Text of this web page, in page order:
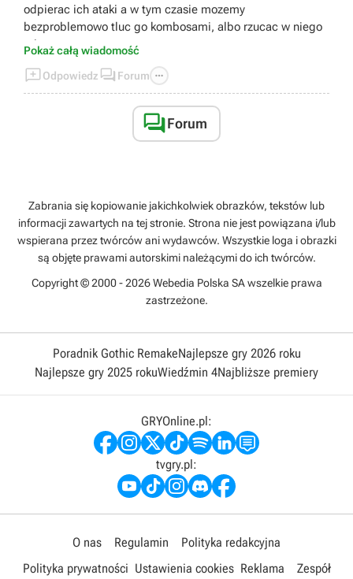
odpierac ich ataki a w tym czasie mozemy
bezproblemowo tluc go kombosami, albo rzucac w niego
mieczem.
Pokaż całą wiadomość
Odpowiedz  Forum 
Forum
Zabrania się kopiowanie jakichkolwiek obrazków, tekstów lub
informacji zawartych na tej stronie. Strona nie jest powiązana i/lub
wspierana przez twórców ani wydawców. Wszystkie loga i obrazki
są objęte prawami autorskimi należącymi do ich twórców.
Copyright © 2000 - 2026 Webedia Polska SA wszelkie prawa
zastrzeżone.
Poradnik Gothic RemakeNajlepsze gry 2026 roku
Najlepsze gry 2025 rokuWiedźmin 4Najbliższe premiery
GRYOnline.pl:
tvgry.pl:
O nas Regulamin
Polityka redakcyjna
Polityka prywatności Ustawienia cookies Reklama Zespół